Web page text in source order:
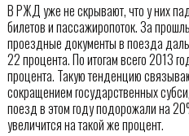
В РЖД уже не скрывают, что у них
билетов и пассажиропоток. За
проездные документы в поезда
22 процента. По итогам всего 2013
процента. Такую тенденцию
сокращением государственных
поезд в этом году подорожали на
увеличится на такой же процент.